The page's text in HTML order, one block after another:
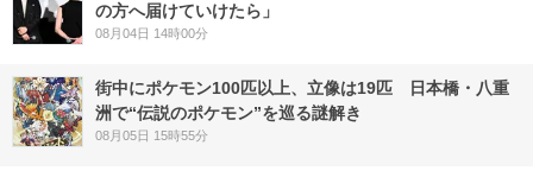
の方へ届けていけたら」
08月04日 14時00分
街中にポケモン100匹以上、立像は19匹 日本橋・八重
洲で“伝説のポケモン”を巡る謎解き
08月05日 15時55分